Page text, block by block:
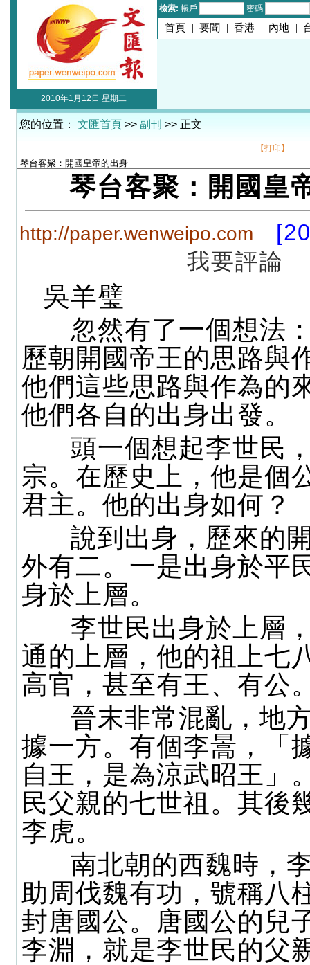
檢索: 帳戶 密碼
首頁 | 要聞 | 香港 | 內地 |
2010年1月12日 星期二
您的位置： 文匯首頁 >> 副刊 >> 正文
【打印】
琴台客聚：開國皇
http://paper.wenweipo.com
我要評論
吳羊璧
忽然有了一個想法
歷朝開國帝王的思路與
他們這些思路與作為的
他們各自的出身出發。
頭一個想起李世民
宗。在歷史上，他是個
君主。他的出身如何？
說到出身，歷來的
外有二。一是出身於平
身於上層。
李世民出身於上層
通的上層，他的祖上七
高官，甚至有王、有公
晉末非常混亂，地
據一方。有個李暠，「
自王，是為涼武昭王」
民父親的七世祖。其後
李虎。
南北朝的西魏時，
助周伐魏有功，號稱八
封唐國公。唐國公的兒
李淵，就是李世民的父